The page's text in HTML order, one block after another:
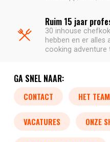
Ruim 15 jaar
30 inhouse
hebben en er
cooking adventure
GA SNEL NAAR:
CONTACT HET TEAM
VACATURES ONZE